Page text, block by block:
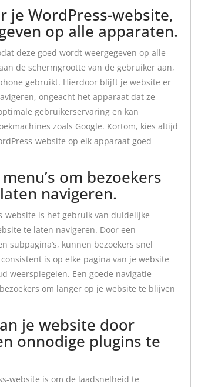
je WordPress-website,
op alle apparaten.
deze goed wordt weergegeven op alle
de schermgrootte van de gebruiker aan,
gebruikt. Hierdoor blijft je website er
ongeacht het apparaat dat ze
gebruikerservaring en kan
zoals Google. Kortom, kies altijd
website op elk apparaat goed
om bezoekers
navigeren.
website is het gebruik van duidelijke
te laten navigeren. Door een
subpagina’s, kunnen bezoekers snel
is op elke pagina van je website
weerspiegelen. Een goede navigatie
om langer op je website te blijven
je website door
onnodige plugins te
website is om de laadsnelheid te